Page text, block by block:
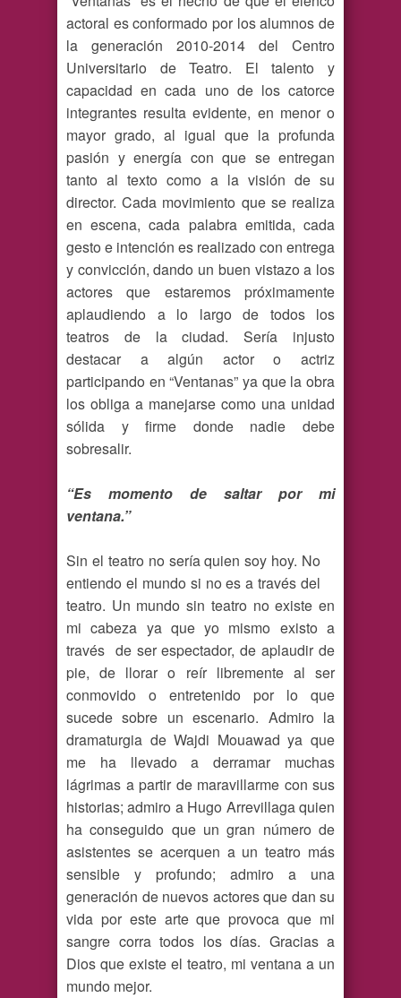
actoral es conformado por los alumnos de
la generación 2010-2014 del Centro
Universitario de Teatro. El talento y
capacidad en cada uno de los catorce
integrantes resulta evidente, en menor o
mayor grado, al igual que la profunda
pasión y energía con que se entregan
tanto al texto como a la visión de su
director. Cada movimiento que se realiza
en escena, cada palabra emitida, cada
gesto e intención es realizado con entrega
y convicción, dando un buen vistazo a los
actores que estaremos próximamente
aplaudiendo a lo largo de todos los
teatros de la ciudad. Sería injusto
destacar a algún actor o actriz
participando en “Ventanas” ya que la obra
los obliga a manejarse como una unidad
sólida y firme donde nadie debe
sobresalir.
“Es momento de saltar por mi
ventana.”
Sin el teatro no sería quien soy hoy. No
entiendo el mundo si no es a través del
teatro. Un mundo sin teatro no existe en
mi cabeza ya que yo mismo existo a
través de ser espectador, de aplaudir de
pie, de llorar o reír libremente al ser
conmovido o entretenido por lo que
sucede sobre un escenario. Admiro la
dramaturgia de Wajdi Mouawad ya que
me ha llevado a derramar muchas
lágrimas a partir de maravillarme con sus
historias; admiro a Hugo Arrevillaga quien
ha conseguido que un gran número de
asistentes se acerquen a un teatro más
sensible y profundo; admiro a una
generación de nuevos actores que dan su
vida por este arte que provoca que mi
sangre corra todos los días. Gracias a
Dios que existe el teatro, mi ventana a un
mundo mejor.